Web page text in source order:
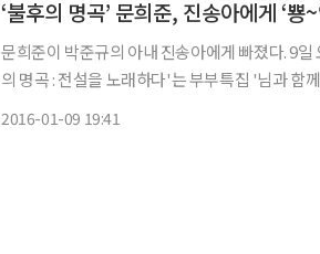
문희준이 박준규의 아내 진송아에게 빠졌다. 9일 오후 방송된 KBS 2TV 예능프로그램 '불후
의 명곡 : 전설을 노래하다'는 부부특집 '님과 함께 사
2016-01-09 19:41